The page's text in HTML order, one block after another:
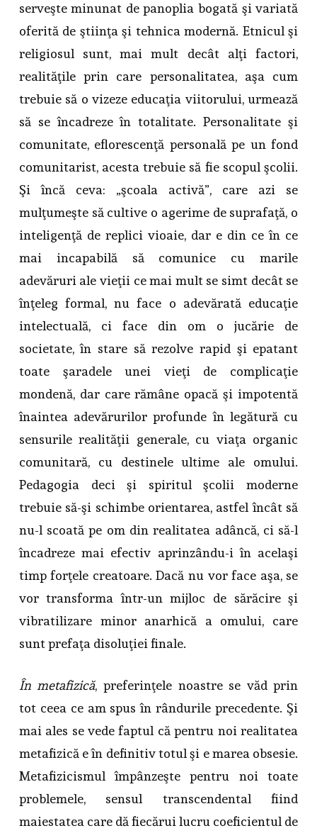
serveşte minunat de panoplia bogată şi variată
oferită de ştiinţa şi tehnica modernă. Etnicul şi
religiosul sunt, mai mult decât alţi factori,
realităţile prin care personalitatea, aşa cum
trebuie să o vizeze educaţia viitorului, urmează
să se încadreze în totalitate. Personalitate şi
comunitate, eflorescenţă personală pe un fond
comunitarist, acesta trebuie să fie scopul şcolii.
Şi încă ceva: „şcoala activă”, care azi se
mulţumeşte să cultive o agerime de suprafaţă, o
inteligenţă de replici vioaie, dar e din ce în ce
mai incapabilă să comunice cu marile
adevăruri ale vieţii ce mai mult se simt decât se
înţeleg formal, nu face o adevărată educaţie
intelectuală, ci face din om o jucărie de
societate, în stare să rezolve rapid şi epatant
toate şaradele unei vieţi de complicaţie
mondenă, dar care rămâne opacă şi impotentă
înaintea adevărurilor profunde în legătură cu
sensurile realităţii generale, cu viaţa organic
comunitară, cu destinele ultime ale omului.
Pedagogia deci şi spiritul şcolii moderne
trebuie să-şi schimbe orientarea, astfel încât să
nu-l scoată pe om din realitatea adâncă, ci să-l
încadreze mai efectiv aprinzându-i în acelaşi
timp forţele creatoare. Dacă nu vor face aşa, se
vor transforma într-un mijloc de sărăcire şi
vibratilizare minor anarhică a omului, care
sunt prefaţa disoluţiei finale.
În metafizică, preferinţele noastre se văd prin
tot ceea ce am spus în rândurile precedente. Şi
mai ales se vede faptul că pentru noi realitatea
metafizică e în definitiv totul şi e marea obsesie.
Metafizicismul împânzeşte pentru noi toate
problemele, sensul transcendental fiind
maiestatea care dă fiecărui lucru coeficientul de